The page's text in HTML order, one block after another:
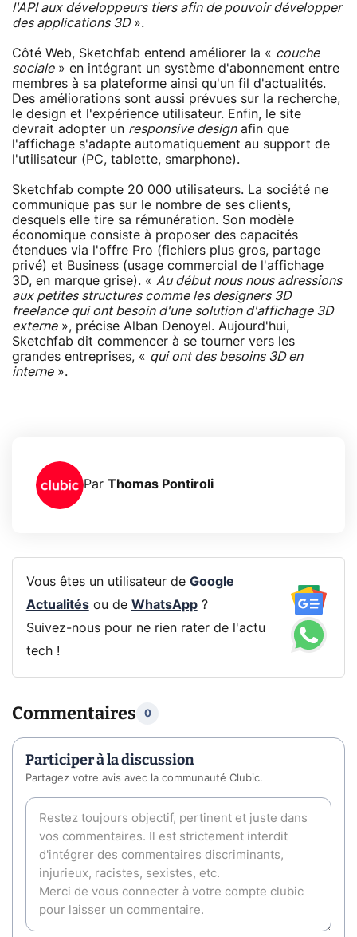
l'API aux développeurs tiers afin de pouvoir développer
des applications 3D».
Côté Web, Sketchfab entend améliorer la « couche
sociale» en intégrant un système d'abonnement entre
membres à sa plateforme ainsi qu'un fil d'actualités.
Des améliorations sont aussi prévues sur la recherche,
le design et l'expérience utilisateur. Enfin, le site
devrait adopter un responsive designafin que
l'affichage s'adapte automatiquement au support de
l'utilisateur (PC, tablette, smarphone).
Sketchfab compte 20 000 utilisateurs. La société ne
communique pas sur le nombre de ses clients,
desquels elle tire sa rémunération. Son modèle
économique consiste à proposer des capacités
étendues via l'offre Pro (fichiers plus gros, partage
privé) et Business (usage commercial de l'affichage
3D, en marque grise). « Au début nous nous adressions
aux petites structures comme les designers 3D
freelance qui ont besoin d'une solution d'affichage 3D
externe», précise Alban Denoyel. Aujourd'hui,
Sketchfab dit commencer à se tourner vers les
grandes entreprises, « qui ont des besoins 3D en
interne».
Par Thomas Pontiroli
Vous êtes un utilisateur de Google
Actualitésou de WhatsApp?
Suivez-nous pour ne rien rater de l'actu
tech !
Commentaires 0
Participer à la discussion
Partagez votre avis avec la communauté Clubic.